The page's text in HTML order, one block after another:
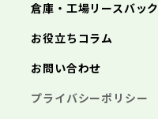
倉庫・工場リースバック
お役立ちコラム
お問い合わせ
プライバシーポリシー